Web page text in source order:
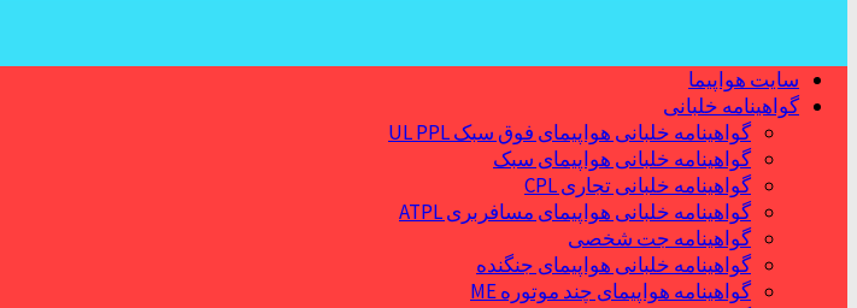
سایت هواپیما
گواهینامه خلبانی
گواهینامه خلبانی هواپیمای فوق سبک UL PPL
گواهینامه خلبانی هواپیمای سبک
گواهینامه خلبانی تجاری CPL
گواهینامه خلبانی هواپیمای مسافربری ATPL
گواهینامه جت شخصی
گواهینامه خلبانی هواپیمای جنگنده
گواهینامه هواپیمای چند موتوره ME